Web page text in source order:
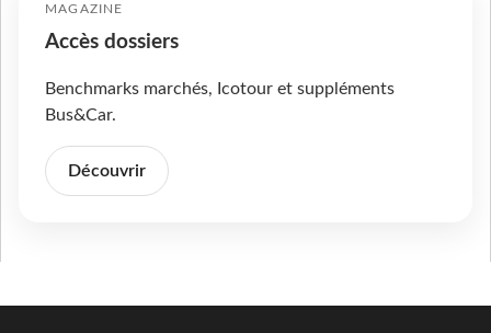
MAGAZINE
Accès dossiers
Benchmarks marchés, Icotour et suppléments
Bus&Car.
Découvrir